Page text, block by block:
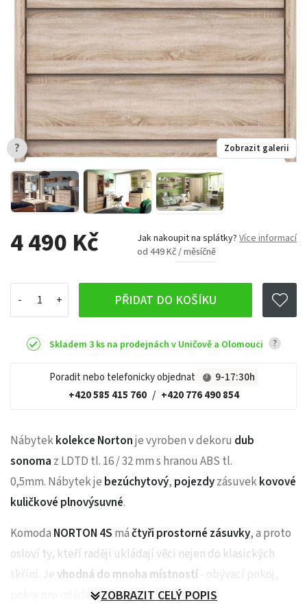
4 490 Kč Jak nakoupit na splátky? Více informací
od 449 Kč / měsíčně
PŘIDAT DO KOŠÍKU
Skladem 3 ks na prodejnách v Uničově a Olomouci ?
Poradit nebo telefonicky objednat
9-17:30h
+420 585 415 760 / +420 776 490 854
Zobrazit galerii
?
Nábytekkolekce Nortonje vyroben v dekoru dub
sonoma z LDTD tl. 16 / 32 mm s hranou ABS tl.
0,5mm. Nábytek je bezúchytový, pojezdyzásuvekkovové
kuličkové plnovýsuvné.
Komoda NORTON 4S máčtyři prostorné zásuvky, a proto
osloví ty, kteří raději ukládají věci nejen do klasických
skříní. Jevhodná do mnoha místností- obývací pokoj,
pokoj pro mládež, předsíň, jídelna nebo
ZOBRAZIT CELÝ POPIS